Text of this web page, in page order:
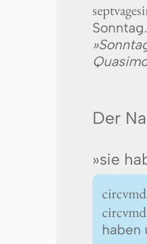
Der
»sie
haben